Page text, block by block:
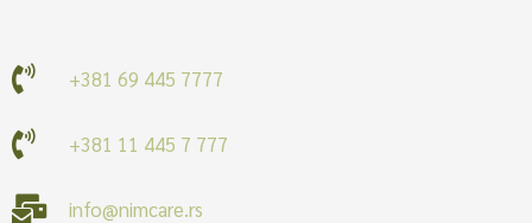
+381 69 445 7777
+381 11 445 7 777
info@nimcare.rs